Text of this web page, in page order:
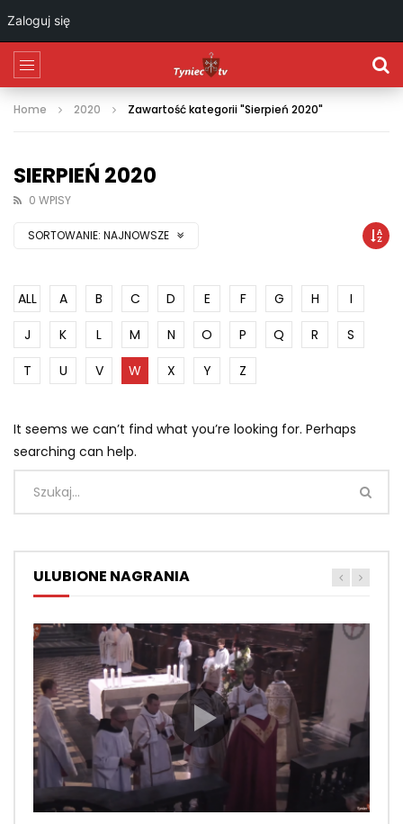
Zaloguj się
Home 2020 Zawartość kategorii "Sierpień 2020"
SIERPIEŃ 2020
0 WPISY
SORTOWANIE: NAJNOWSZE
ALL A B C D E F G H
I
J
K L M N O P Q R
S
T
U V W X Y Z
It seems we can’t find what you’re looking for. Perhaps
searching can help.
ULUBIONE NAGRANIA